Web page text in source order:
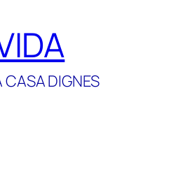
CASA DIGNES